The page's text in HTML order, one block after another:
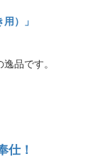
）」
品です。
仕！